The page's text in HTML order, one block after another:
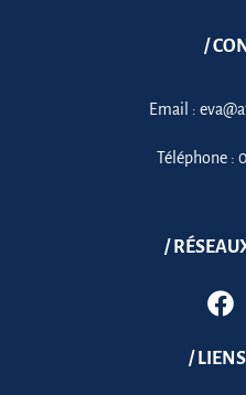
/
Email :
Téléphone :
/
/